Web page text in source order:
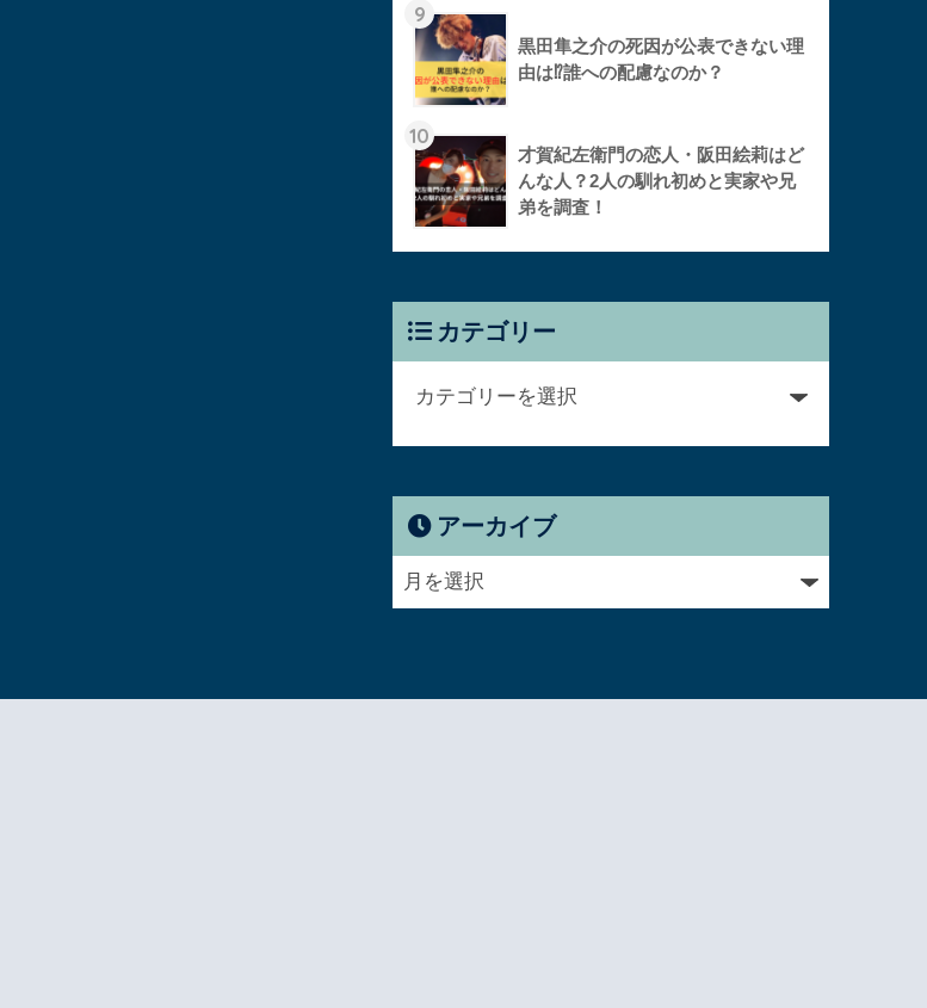
9
黒田隼之介の死因が公表できない理
由は⁉︎誰への配慮なのか？
10
才賀紀左衛門の恋人・阪田絵莉はど
んな人？2人の馴れ初めと実家や兄
弟を調査！
カテゴリー
アーカイブ